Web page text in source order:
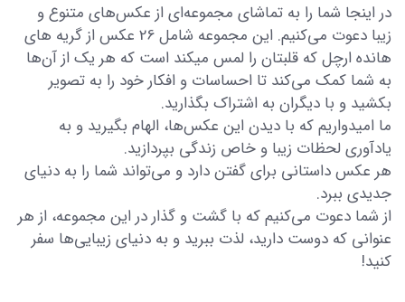
در اینجا شما را به تماشای مجموعه‌ای از عکس‌های متنوع و
زیبا دعوت می‌کنیم. این مجموعه شامل 26 عکس از گریه های
هانده ارچل که قلبتان را لمس میکند است که هر یک از آن‌ها
به شما کمک می‌کند تا احساسات و افکار خود را به تصویر
بکشید و با دیگران به اشتراک بگذارید.
ما امیدواریم که با دیدن این عکس‌ها، الهام بگیرید و به
یادآوری لحظات زیبا و خاص زندگی بپردازید.
هر عکس داستانی برای گفتن دارد و می‌تواند شما را به دنیای
جدیدی ببرد.
از شما دعوت می‌کنیم که با گشت و گذار در این مجموعه، از هر
عنوانی که دوست دارید، لذت ببرید و به دنیای زیبایی‌ها سفر
کنید!